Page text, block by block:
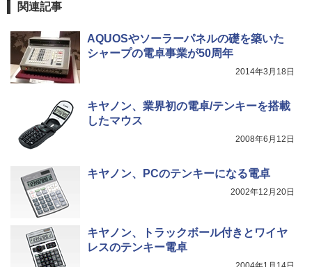
関連記事
AQUOSやソーラーパネルの礎を築いた
シャープの電卓事業が50周年
2014年3月18日
キヤノン、業界初の電卓/テンキーを搭載
したマウス
2008年6月12日
キヤノン、PCのテンキーになる電卓
2002年12月20日
キヤノン、トラックボール付きとワイヤ
レスのテンキー電卓